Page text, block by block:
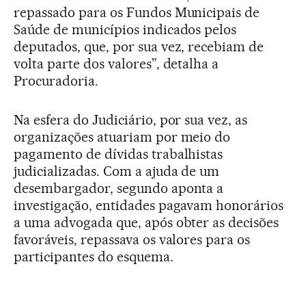
repassado para os Fundos Municipais de
Saúde de municípios indicados pelos
deputados, que, por sua vez, recebiam de
volta parte dos valores”, detalha a
Procuradoria.
Na esfera do Judiciário, por sua vez, as
organizações atuariam por meio do
pagamento de dívidas trabalhistas
judicializadas. Com a ajuda de um
desembargador, segundo aponta a
investigação, entidades pagavam honorários
a uma advogada que, após obter as decisões
favoráveis, repassava os valores para os
participantes do esquema.